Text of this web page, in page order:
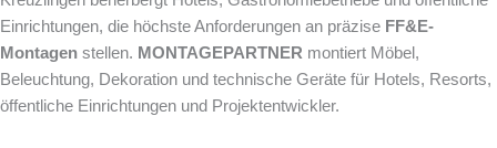
Einrichtungen, die höchste Anforderungen an präzise FF&E-
Montagen stellen. MONTAGEPARTNER montiert Möbel,
Beleuchtung, Dekoration und technische Geräte für Hotels, Resorts,
öffentliche Einrichtungen und Projektentwickler.